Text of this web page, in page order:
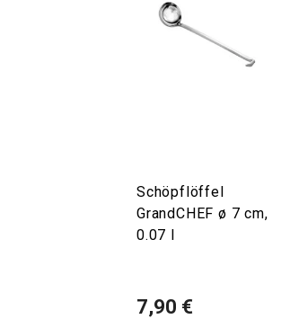
Schöpflöffel
GrandCHEF ø 7 cm,
0.07 l
7,90 €